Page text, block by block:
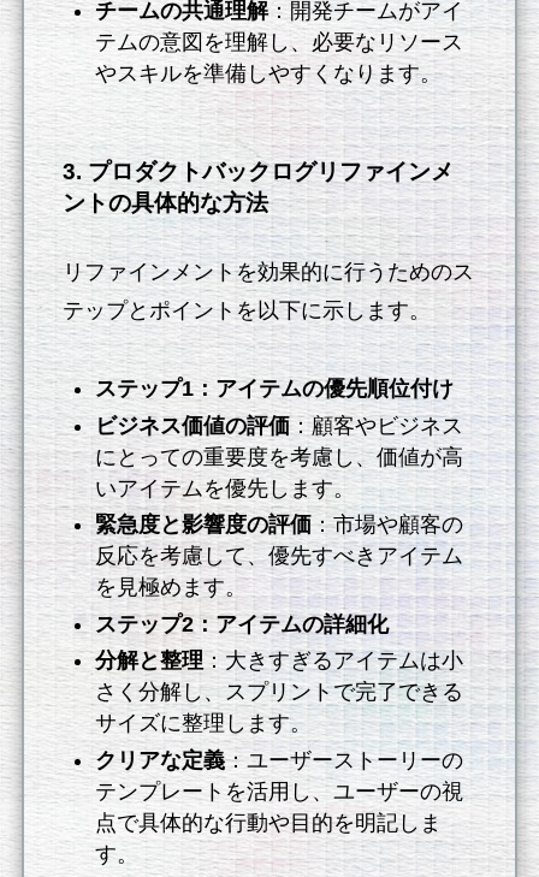
チームの共通理解：開発チームがアイ
テムの意図を理解し、必要なリソース
やスキルを準備しやすくなります。
3. プロダクトバックログリファインメ
ントの具体的な方法
リファインメントを効果的に行うためのス
テップとポイントを以下に示します。
ステップ1：アイテムの優先順位付け
ビジネス価値の評価：顧客やビジネス
にとっての重要度を考慮し、価値が高
いアイテムを優先します。
緊急度と影響度の評価：市場や顧客の
反応を考慮して、優先すべきアイテム
を見極めます。
ステップ2：アイテムの詳細化
分解と整理 ：大きすぎるアイテムは小
さく分解し、スプリントで完了できる
サイズに整理します。
クリアな定義：ユーザーストーリーの
テンプレートを活用し、ユーザーの視
点で具体的な行動や目的を明記しま
す。